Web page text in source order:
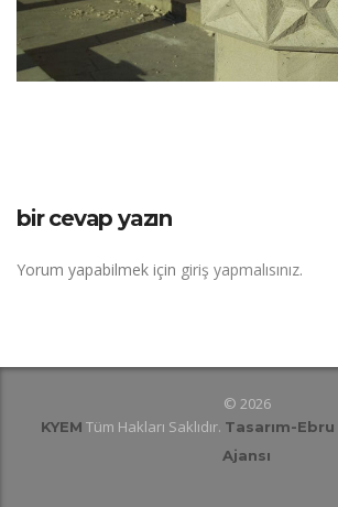
bir cevap yazın
Yorum yapabilmek için giriş yapmalısınız.
© 2026
KYEM Tüm Hakları Saklıdır. Tasarım-Ebru
Ajansı